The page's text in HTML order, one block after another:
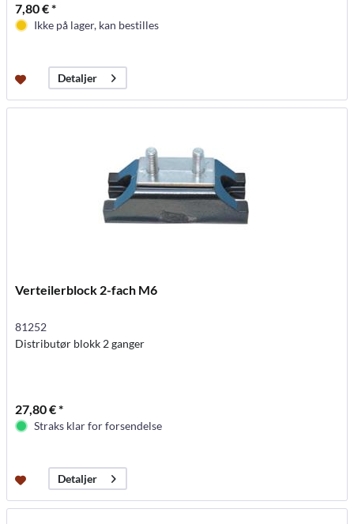
7,80 € *
Ikke på lager, kan bestilles
Detaljer
Verteilerblock 2-fach M6
81252
Distributør blokk 2 ganger
27,80 € *
Straks klar for forsendelse
Detaljer